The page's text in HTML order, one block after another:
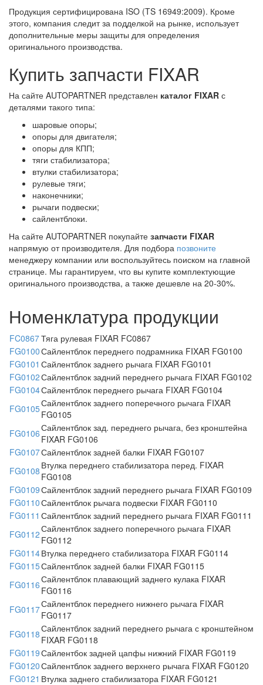
Продукция сертифицирована ISO (TS 16949:2009). Кроме
этого, компания следит за подделкой на рынке, использует
дополнительные меры защиты для определения
оригинального производства.
Купить запчасти FIXAR
На сайте AUTOPARTNER представлен каталог FIXAR с
деталями такого типа:
шаровые опоры;
опоры для двигателя;
опоры для КПП;
тяги стабилизатора;
втулки стабилизатора;
рулевые тяги;
наконечники;
рычаги подвески;
сайлентблоки.
На сайте AUTOPARTNER покупайте запчасти FIXAR
напрямую от производителя. Для подбора позвоните
менеджеру компании или воспользуйтесь поиском на главной
странице. Мы гарантируем, что вы купите комплектующие
оригинального производства, а также дешевле на 20-30%.
Номенклатура продукции
FC0867Тяга рулевая FIXAR FC0867
FG0100Сайлентблок переднего подрамника FIXAR FG0100
FG0101 Сайлентблок заднего рычага FIXAR FG0101
FG0102Сайлентблок задний переднего рычага FIXAR FG0102
FG0104Сайлентблок переднего рычага FIXAR FG0104
FG0105Сайлентблок заднего поперечного рычага FIXAR
FG0105
FG0106Сайлентблок зад. переднего рычага, без кронштейна
FIXAR FG0106
FG0107Сайлентблок задней балки FIXAR FG0107
FG0108 Втулка переднего стабилизатора перед. FIXAR
FG0108
FG0109Сайлентблок задний переднего рычага FIXAR FG0109
FG0110Сайлентблок рычага подвески FIXAR FG0110
FG0111 Сайлентблок задний переднего рычага FIXAR FG0111
FG0112Сайлентблок заднего поперечного рычага FIXAR
FG0112
FG0114Втулка переднего стабилизатора FIXAR FG0114
FG0115Сайлентблок задней балки FIXAR FG0115
FG0116Сайлентблок плавающий заднего кулака FIXAR
FG0116
FG0117Сайлентблок переднего нижнего рычага FIXAR
FG0117
FG0118Сайлентблок задний переднего рычага с кронштейном
FIXAR FG0118
FG0119Сайлентбок задней цапфы нижний FIXAR FG0119
FG0120Сайлентблок заднего верхнего рычага FIXAR FG0120
FG0121 Втулка заднего стабилизатора FIXAR FG0121